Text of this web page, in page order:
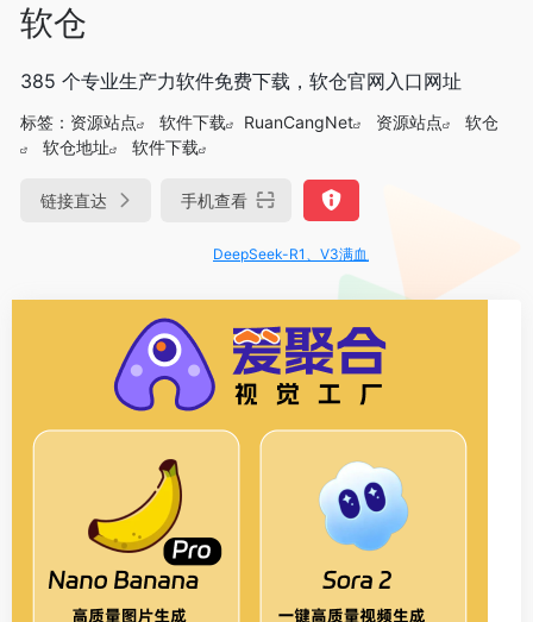
软仓
385 个专业生产力软件免费下载，软仓官网入口网址
标签： 资源站点 软件下载 RuanCangNet 资源站点
软仓
软仓地址
软件下载
链接直达 手机查看
DeepSeek-R1、V3满血版免费用！- 字节Trae即可编程